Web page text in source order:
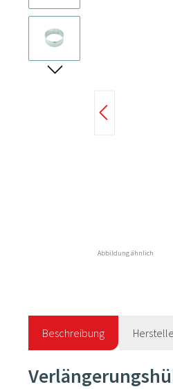
Abbildung ähnlich
Beschreibung